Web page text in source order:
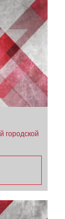
городской